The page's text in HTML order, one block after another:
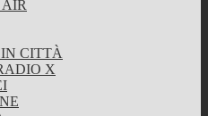
CITTÀ
X